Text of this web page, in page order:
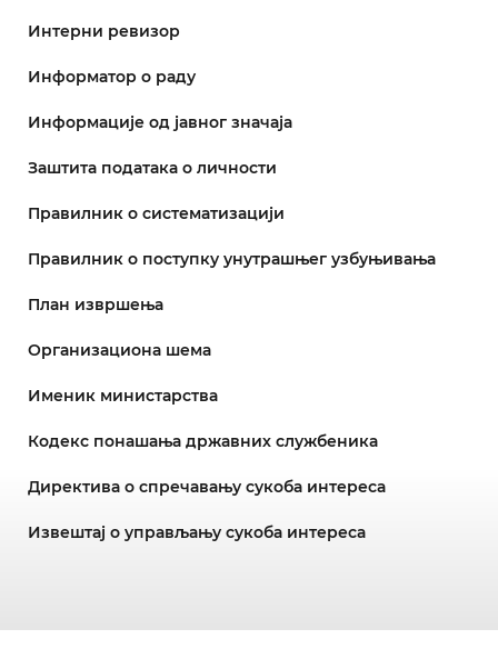
Интерни ревизор
Информатор о раду
Информације од јавног значаја
Заштита података о личности
Правилник о систематизацији
Правилник о поступку унутрашњег узбуњивања
План извршења
Организациона шема
Именик министарства
Кодекс понашања државних службеника
Директива о спречавању сукоба интереса
Извештај о управљању сукоба интереса